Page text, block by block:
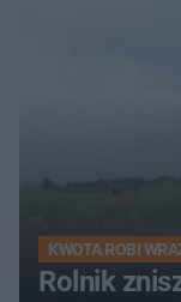
KWOTA ROBI
Rolnik